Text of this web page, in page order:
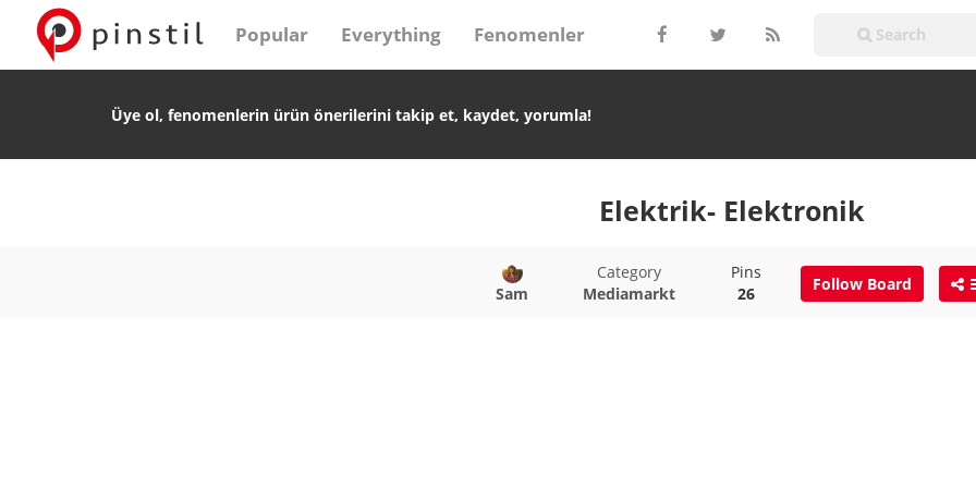
Popular Everything Fenomenler
Üye ol, fenomenlerin ürün önerilerini takip et, kaydet, yorumla!
Elektrik- Elektronik
Sam
Category
Mediamarkt
Pins
26
Follow Board